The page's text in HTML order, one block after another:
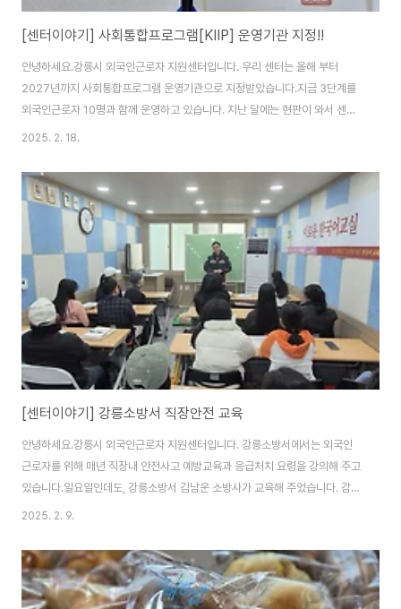
[센터이야기] 사회통합프로그램[KIIP] 운영기관 지정!!
안녕하세요.강릉시 외국인근로자 지원센터입니다. 우리 센터는 올해 부터
2027년까지 사회통합프로그램 운영기관으로 지정받았습니다.지금 3단계를
외국인근로자 10명과 함께 운영하고 있습니다. 지난 달에는 현판이 와서 센터
현관에 붙였고,오늘은 지정서가 도착해 센터 잘 보이는 곳에 자랑삼아 걸어 놨
이었습니다.예상보다 참여하는 외국인근로자가 적지만, 알차게 꾸려가고 있습
니다. 하반기는 오는 7월부터 시작합니다. 3단계와 4단계를 운영할 계획입니
다.많은 참여 바랍니다~
2025. 2. 18.
[센터이야기] 강릉소방서 직장안전 교육
안녕하세요.강릉시 외국인근로자 지원센터입니다. 강릉소방서에서는 외국인
근로자를 위해 매년 직장내 안전사고 예방교육과 응급처치 요령을 강의해 주고
있습니다.일요일인데도, 강릉소방서 김남운 소방사가 교육해 주었습니다. 감사
합니다. 여러가지를 배웠습니다. 교양처럼 알고 있으면 좋은 것이 아니라, 반드
요령 중 심폐소생술의 목적과 시기, 그리고 방법을 꼼꼼히 알려주었습니다. 제
세동기 사용방법도 알려주었습니다. 배웠으면 실습을 해야겠죠? 적극적으로
참여하는 외국인근로자도 제법 많았습니다.요청사항으로 아기 심폐소생술 하
2025. 2. 9.